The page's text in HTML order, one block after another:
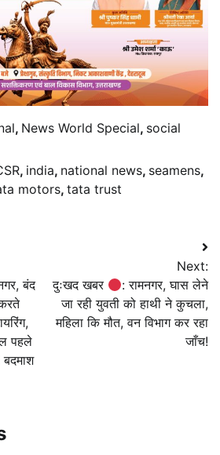
, News World Special, social
, india, national news, seamens,
motors, tata trust
बंद
पहले
Next:
दुःखद खबर
: रामनगर, घास लेने
जा रही युवती को हाथी ने कुचला,
महिला कि मौत, वन विभाग कर रहा
जाँच!